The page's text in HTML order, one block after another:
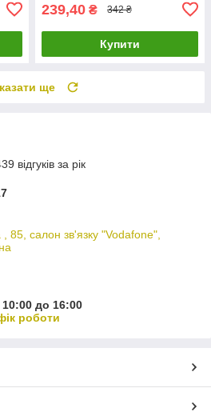
239,40 ₴ 342 ₴
Купити
ще
відгуків за рік
, 85, салон зв'язку "Vodafone",
до 16:00
роботи